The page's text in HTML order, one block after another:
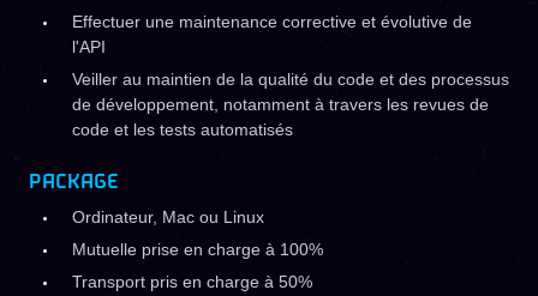
Effectuer une maintenance corrective et évolutive de
l'API
Veiller au maintien de la qualité du code et des processus
de développement, notamment à travers les revues de
code et les tests automatisés
PACKAGE
Ordinateur, Mac ou Linux
Mutuelle prise en charge à 100%
Transport pris en charge à 50%